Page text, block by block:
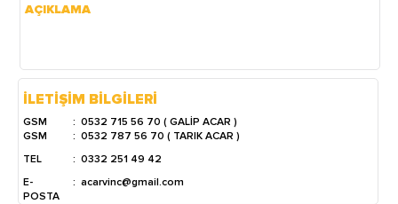
AÇIKLAMA
İLETİŞİM BİLGİLERİ
GSM : 0532 715 56 70 ( GALİP ACAR )
GSM
: 0532 787 56 70 ( TARIK ACAR )
TEL
: 0332 251 49 42
E-
POSTA
: acarvinc@gmail.com